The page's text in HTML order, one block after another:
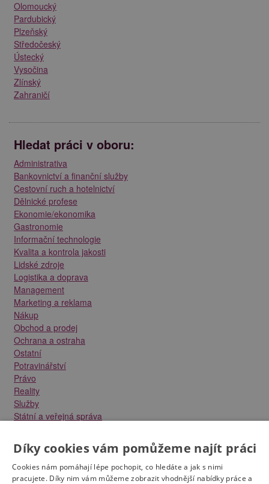
Olomoucký
Pardubický
Plzeňský
Středočeský
Ústecký
Vysočina
Zlínský
Zahraničí
Hledat práci v oboru:
Administrativa
Bankovnictví a finanční služby
Cestovní ruch a hotelnictví
Dělnické profese
Ekonomie/ekonomika
Gastronomie
Informační technologie
Kvalita a kontrola jakosti
Lidské zdroje
Logistika a doprava
Management
Marketing a reklama
Nákup
Obchod a prodej
Ochrana a ostraha
Ostatní
Potravinářství
Právo
Reality
Služby
Státní a veřejná správa
Strojírenství
Technika a elektrotechnika
Tvůrčí práce a design
Výroba
Díky cookies vám pomůžeme najít práci
Cookies nám pomáhají lépe pochopit, co hledáte a jak s nimi
pracujete. Díky nim vám můžeme zobrazit vhodnější nabídky práce a